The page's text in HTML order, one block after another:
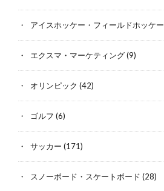
アイスホッケー・フィールドホッケー
エクスマ・マーケティング(9)
オリンピック (42)
ゴルフ (6)
サッカー (171)
スノーボード・スケートボード (28)